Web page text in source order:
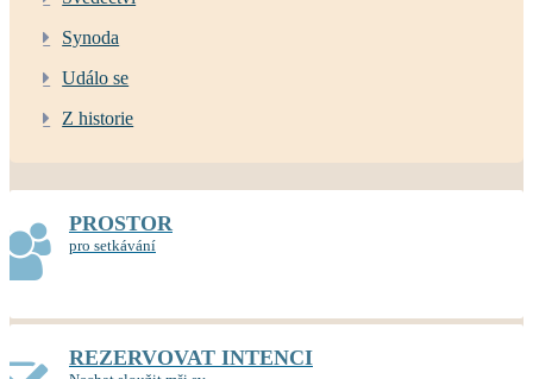
Synoda
Událo se
Z historie
PROSTOR
pro setkávání
REZERVOVAT INTENCI